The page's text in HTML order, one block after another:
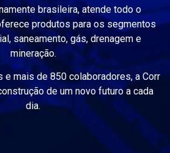
brasileira, atende todo o
produtos para os segmentos
saneamento, gás, drenagem e
mineração.
e mais de 850 colaboradores, a Corr
de um novo futuro a cada
dia.